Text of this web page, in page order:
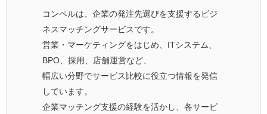
コンペルは、企業の発注先選びを支援するビジ
ネスマッチングサービスです。
営業・マーケティングをはじめ、ITシステム、
BPO、採用、店舗運営など、
幅広い分野でサービス比較に役立つ情報を発信
しています。
企業マッチング支援の経験を活かし、各サービ